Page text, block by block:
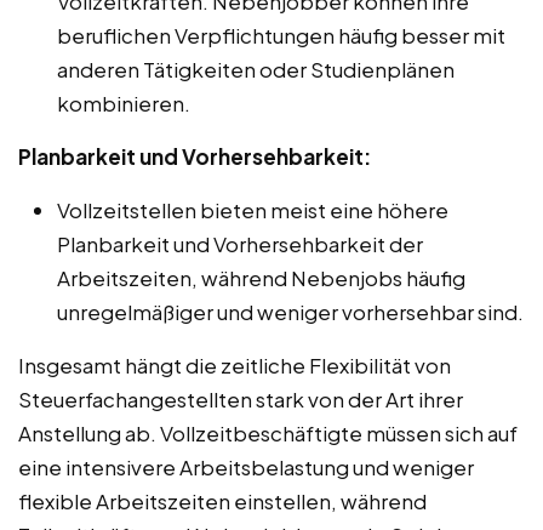
beruflichen Verpflichtungen häufig besser mit
anderen Tätigkeiten oder Studienplänen
kombinieren.
Planbarkeit und Vorhersehbarkeit:
Vollzeitstellen bieten meist eine höhere
Planbarkeit und Vorhersehbarkeit der
Arbeitszeiten, während Nebenjobs häufig
unregelmäßiger und weniger vorhersehbar sind.
Insgesamt hängt die zeitliche Flexibilität von
Steuerfachangestellten stark von der Art ihrer
Anstellung ab. Vollzeitbeschäftigte müssen sich auf
eine intensivere Arbeitsbelastung und weniger
flexible Arbeitszeiten einstellen, während